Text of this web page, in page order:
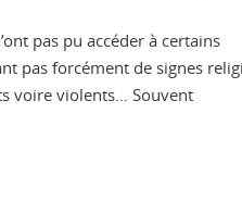
pas pu accéder à certains
pas forcément de signes
voire violents… Souvent